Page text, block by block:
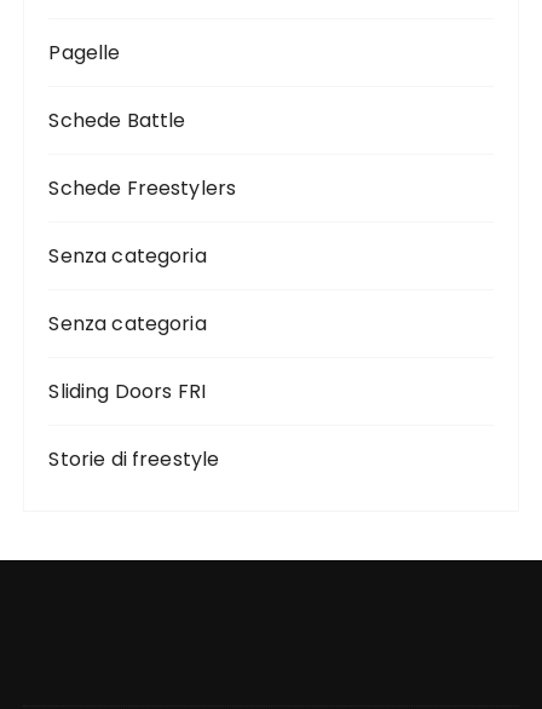
Pagelle
Schede Battle
Schede Freestylers
Senza categoria
Senza categoria
Sliding Doors FRI
Storie di freestyle